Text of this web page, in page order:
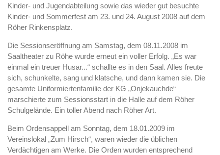
Kinder- und Jugendabteilung sowie das wieder gut besuchte
Kinder- und Sommerfest am 23. und 24. August 2008 auf dem
Röher Rinkensplatz.
Die Sessionseröffnung am Samstag, dem 08.11.2008 im
Saaltheater zu Röhe wurde erneut ein voller Erfolg. „Es war
einmal ein treuer Husar...“ schallte es in den Saal. Alles freute
sich, schunkelte, sang und klatsche, und dann kamen sie. Die
gesamte Uniformiertenfamilie der KG „Onjekauchde“
marschierte zum Sessionsstart in die Halle auf dem Röher
Schulgelände. Ein toller Abend nach Röher Art.
Beim Ordensappell am Sonntag, dem 18.01.2009 im
Vereinslokal „Zum Hirsch“, waren wieder die üblichen
Verdächtigen am Werke. Die Orden wurden entsprechend